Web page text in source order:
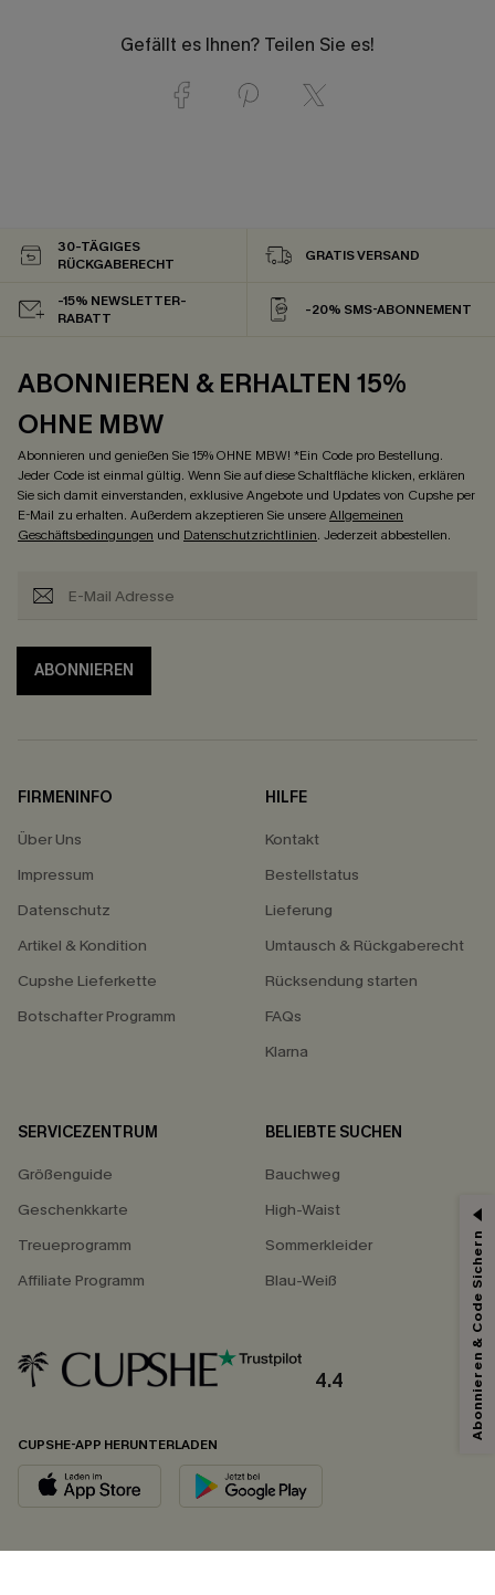
Gefällt es Ihnen? Teilen Sie es!
30-TÄGIGES
RÜCKGABERECHT
GRATIS VERSAND
-15% NEWSLETTER-
RABATT
-20% SMS-ABONNEMENT
ABONNIEREN & ERHALTEN 15%
OHNE MBW
Abonnieren und genießen Sie 15% OHNE MBW! *Ein Code pro Bestellung.
Jeder Code ist einmal gültig. Wenn Sie auf diese Schaltfläche klicken, erklären
Sie sich damit einverstanden, exklusive Angebote und Updates von Cupshe per
E-Mail zu erhalten. Außerdem akzeptieren Sie unsereAllgemeinen
Geschäftsbedingungen und Datenschutzrichtlinien. Jederzeit abbestellen.
ABONNIEREN
FIRMENINFO
Über Uns
Impressum
Datenschutz
Artikel & Kondition
Cupshe Lieferkette
Botschafter Programm
HILFE
Kontakt
Bestellstatus
Lieferung
Umtausch & Rückgaberecht
Rücksendung starten
FAQs
Klarna
SERVICEZENTRUM
Größenguide
Geschenkkarte
Treueprogramm
Affiliate Programm
BELIEBTE SUCHEN
Bauchweg
High-Waist
Sommerkleider
Blau-Weiß
4.4
CUPSHE-APP HERUNTERLADEN
Abonnieren & Code Sichern